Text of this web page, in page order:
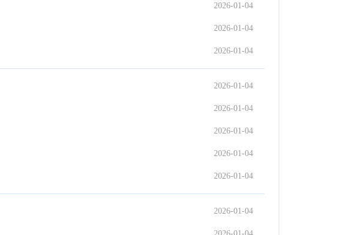
2026-01-04
2026-01-04
2026-01-04
2026-01-04
2026-01-04
2026-01-04
2026-01-04
2026-01-04
2026-01-04